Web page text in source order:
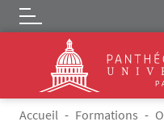
Aller au contenu principal
Logo
Fil d'Ariane
Accueil Formations